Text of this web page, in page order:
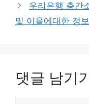
우리은행 층간
및 이율에대한 정보
댓글 남기